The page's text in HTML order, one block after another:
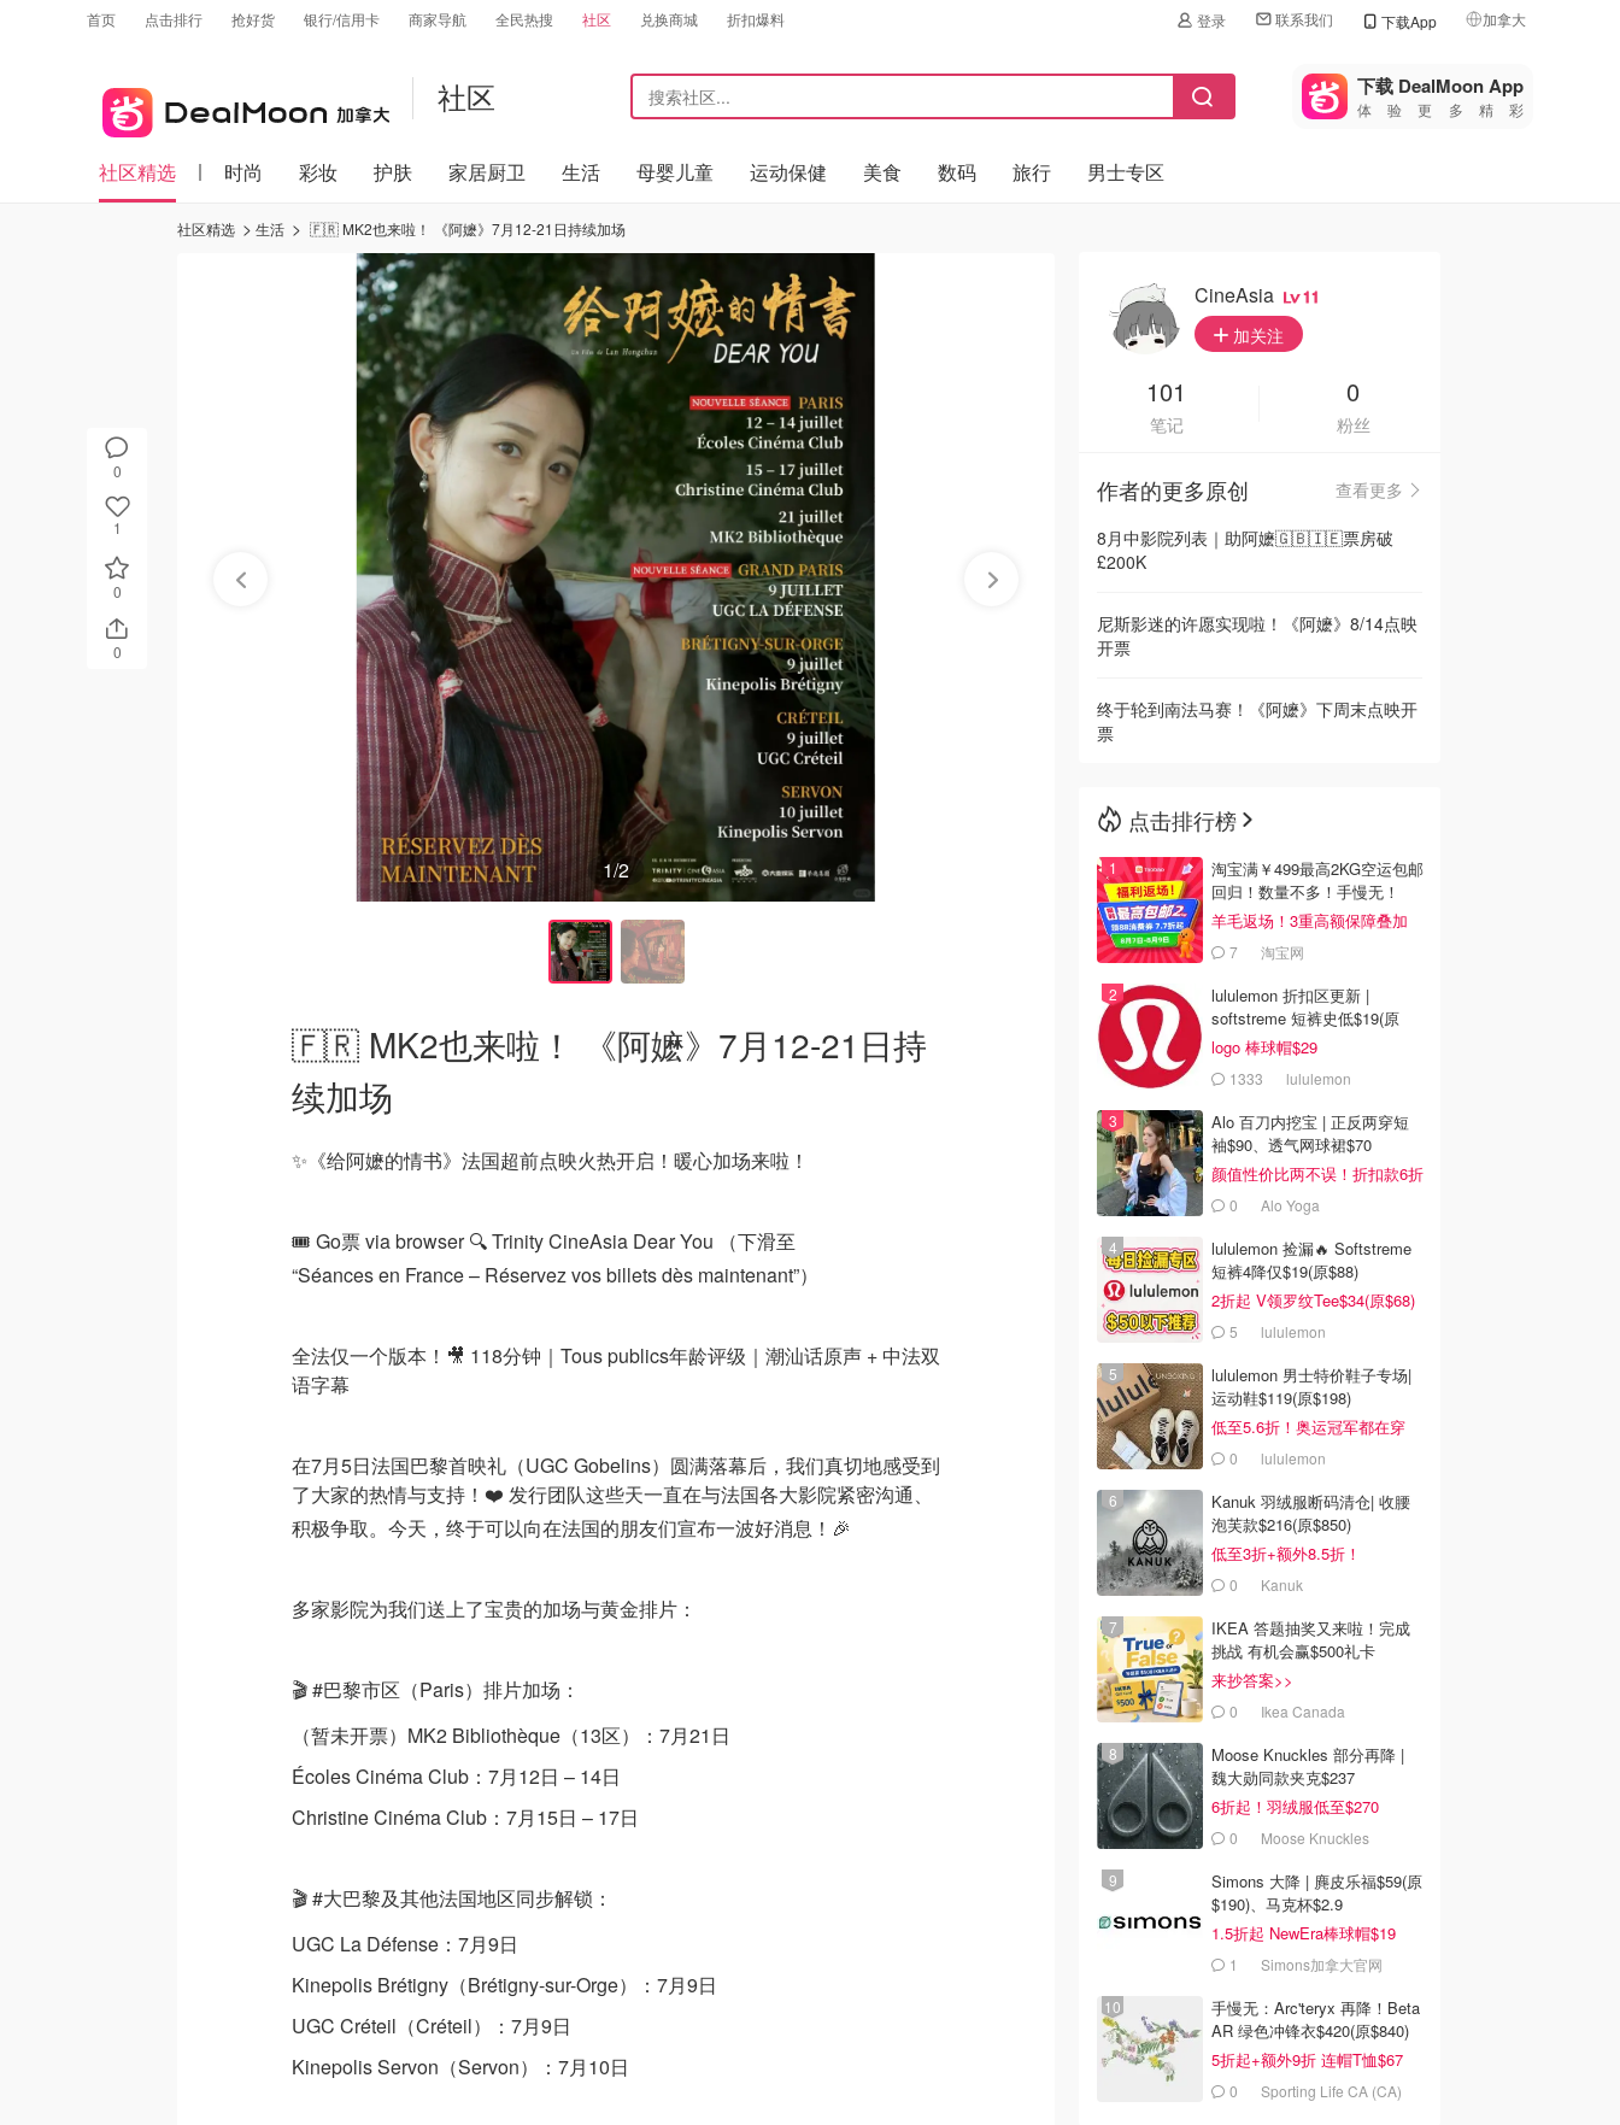
首页 点击排行 抢好货 银行/信用卡 商家导航 全民热搜 社区 兑换商城 折扣爆料 登录 联系我们 下载App 加拿大
🇺🇸
美国
🇨🇳中国
🇮🇹
🇦🇺
🇳🇿新西兰
社区 下载 DealMoon App
体验更多精彩
社区精选 时尚 彩妆 护肤 家居厨卫 生活 母婴儿童 运动保健 美食 数码 旅行 男士专区
0
1
0
0
社区精选 生活 🇫🇷 MK2也来啦！ 《阿嬷》7月12-21日持续加场
1/2
🇫🇷 MK2也来啦！ 《阿嬷》7月12-21日持
续加场
✨《给阿嬷的情书》法国超前点映火热开启！暖心加场来啦！
🎟️ Go票 via browser 🔍 Trinity CineAsia Dear You （下滑至
“Séances en France – Réservez vos billets dès maintenant”）
全法仅一个版本！🎥 118分钟｜Tous publics年龄评级｜潮汕话原声 + 中法双
语字幕
在7月5日法国巴黎首映礼（UGC Gobelins）圆满落幕后，我们真切地感受到
了大家的热情与支持！❤️ 发行团队这些天一直在与法国各大影院紧密沟通、
积极争取。今天，终于可以向在法国的朋友们宣布一波好消息！🎉
多家影院为我们送上了宝贵的加场与黄金排片：
🎬 #巴黎市区（Paris）排片加场：
（暂未开票）MK2 Bibliothèque（13区）：7月21日
Écoles Cinéma Club：7月12日 – 14日
Christine Cinéma Club：7月15日 – 17日
🎬 #大巴黎及其他法国地区同步解锁：
UGC La Défense：7月9日
Kinepolis Brétigny（Brétigny-sur-Orge）：7月9日
UGC Créteil（Créteil）：7月9日
Kinepolis Servon（Servon）：7月10日
CineAsia 11
加关注
101
笔记
0
粉丝
作者的更多原创
查看更多
8月中影院列表｜助阿嬷🇬🇧🇮🇪票房破
£200K
尼斯影迷的许愿实现啦！《阿嬷》8/14点映
开票
终于轮到南法马赛！《阿嬷》下周末点映开
票
点击排行榜
淘宝满￥499最高2KG空运包邮
回归！数量不多！手慢无！
羊毛返场！3重高额保障叠加
7 淘宝网
lululemon 折扣区更新 |
softstreme 短裤史低$19(原
$88)
logo 棒球帽$29
1333 lululemon
Alo 百刀内挖宝 | 正反两穿短
袖$90、透气网球裙$70
颜值性价比两不误！折扣款6折
起 0 Alo Yoga
lululemon 捡漏🔥 Softstreme
短裤4降仅$19(原$88)
2折起 V领罗纹Tee$34(原$68)
5 lululemon
lululemon 男士特价鞋子专场|
运动鞋$119(原$198)
低至5.6折！奥运冠军都在穿
0 lululemon
Kanuk 羽绒服断码清仓| 收腰
泡芙款$216(原$850)
低至3折+额外8.5折！
0 Kanuk
IKEA 答题抽奖又来啦！完成
挑战 有机会赢$500礼卡
来抄答案>>
0 Ikea Canada
Moose Knuckles 部分再降 |
魏大勋同款夹克$237
6折起！羽绒服低至$270
0 Moose Knuckles
Simons 大降 | 麂皮乐福$59(原
$190)、马克杯$2.9
1.5折起 NewEra棒球帽$19
1 Simons加拿大官网
手慢无：Arc'teryx 再降！Beta
AR 绿色冲锋衣$420(原$840)
5折起+额外9折 连帽T恤$67
0 Sporting Life CA (CA)